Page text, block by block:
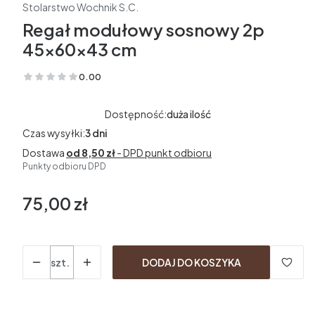
Stolarstwo Wochnik S.C.
Regał modułowy sosnowy 2p
45x60x43 cm
0.00
(Oceny: 0 Recenzje: 0)
Dostępność:duża ilość
Czas wysyłki:3 dni
Dostawa od 8,50 zł- DPD punkt odbioru
Punkty odbioru DPD
Cena
75,00 zł
szt.
DODAJ DO KOSZYKA